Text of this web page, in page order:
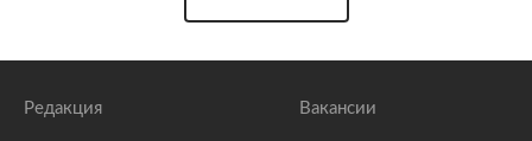
Редакция Вакансии